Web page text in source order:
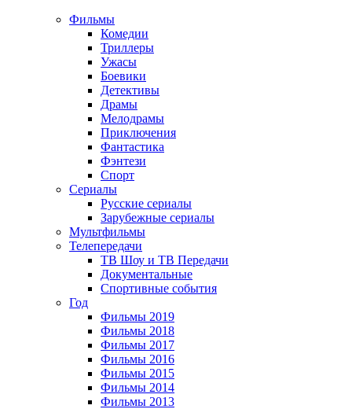
Фильмы
Комедии
Триллеры
Ужасы
Боевики
Детективы
Драмы
Мелодрамы
Приключения
Фантастика
Фэнтези
Спорт
Сериалы
Русские сериалы
Зарубежные сериалы
Мультфильмы
Телепередачи
ТВ Шоу и ТВ Передачи
Документальные
Спортивные события
Год
Фильмы 2019
Фильмы 2018
Фильмы 2017
Фильмы 2016
Фильмы 2015
Фильмы 2014
Фильмы 2013